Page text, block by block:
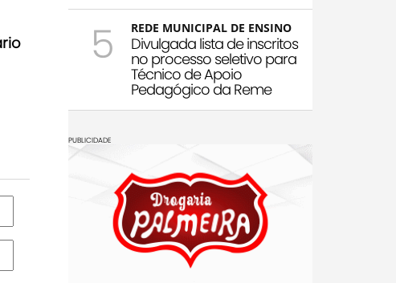
5 REDE MUNICIPAL DE ENSINO
Divulgada lista de inscritos
no processo seletivo para
Técnico de Apoio
Pedagógico da Reme
PUBLICIDADE